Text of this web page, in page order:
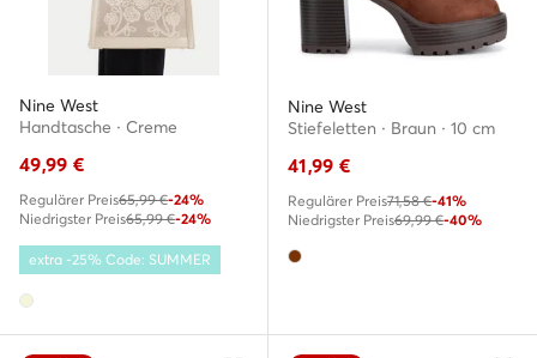
Nine West
Handtasche · Creme
49,99 €
Regulärer Preis65,99 €-24%
Niedrigster Preis65,99 €-24%
extra -25% Code: SUMMER
Nine West
Stiefeletten · Braun · 10 cm
41,99 €
Regulärer Preis71,58 €-41%
Niedrigster Preis69,99 €-40%